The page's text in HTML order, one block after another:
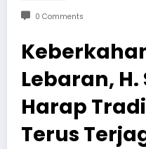
0 Comments
Lebaran,
Harap
Terus